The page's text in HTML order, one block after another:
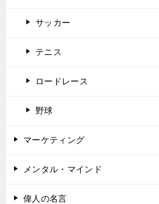
サッカー
テニス
ロードレース
野球
マーケティング
メンタル・マインド
偉人の名言